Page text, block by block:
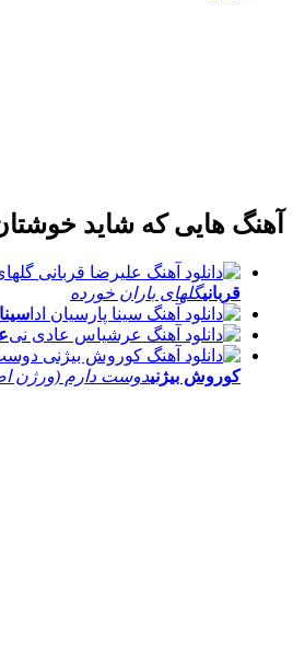
هایی که شاید خوشتان
گلهای باران خورده
سینا
کوروش بیژنیدوست دارم (ورژن اصلی)